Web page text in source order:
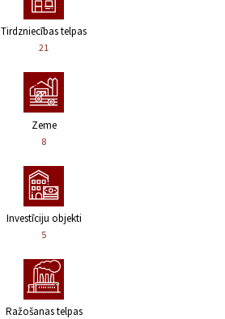
Tirdzniecības telpas
21
Zeme
8
Investīciju objekti
5
Ražošanas telpas